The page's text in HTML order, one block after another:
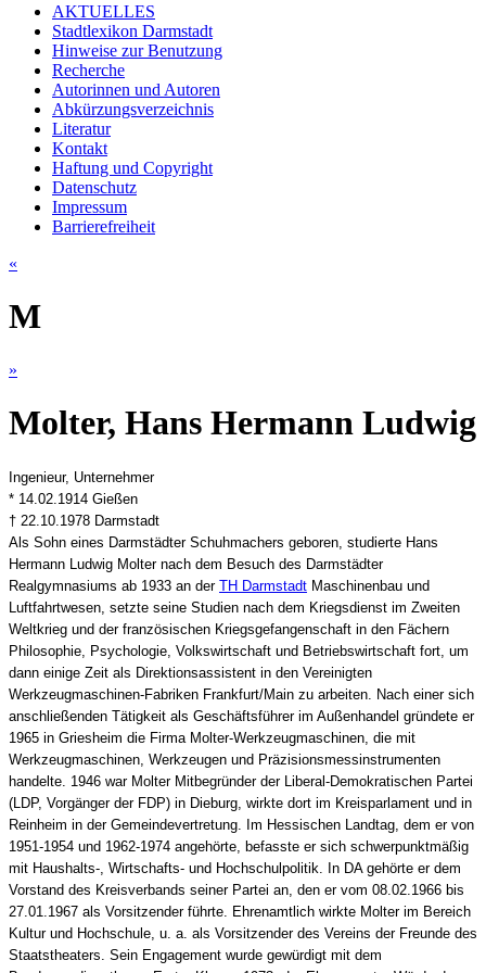
AKTUELLES
Stadtlexikon Darmstadt
Hinweise zur Benutzung
Recherche
Autorinnen und Autoren
Abkürzungsverzeichnis
Literatur
Kontakt
Haftung und Copyright
Datenschutz
Impressum
Barrierefreiheit
«
M
»
Molter, Hans Hermann Ludwig
Ingenieur, Unternehmer
* 14.02.1914 Gießen
† 22.10.1978 Darmstadt
Als Sohn eines Darmstädter Schuhmachers geboren, studierte Hans
Hermann Ludwig Molter nach dem Besuch des Darmstädter
Realgymnasiums ab 1933 an der TH Darmstadt Maschinenbau und
Luftfahrtwesen, setzte seine Studien nach dem Kriegsdienst im Zweiten
Weltkrieg und der französischen Kriegsgefangenschaft in den Fächern
Philosophie, Psychologie, Volkswirtschaft und Betriebswirtschaft fort, um
dann einige Zeit als Direktionsassistent in den Vereinigten
Werkzeugmaschinen-Fabriken Frankfurt/Main zu arbeiten. Nach einer sich
anschließenden Tätigkeit als Geschäftsführer im Außenhandel gründete er
1965 in Griesheim die Firma Molter-Werkzeugmaschinen, die mit
Werkzeugmaschinen, Werkzeugen und Präzisionsmessinstrumenten
handelte. 1946 war Molter Mitbegründer der Liberal-Demokratischen Partei
(LDP, Vorgänger der FDP) in Dieburg, wirkte dort im Kreisparlament und in
Reinheim in der Gemeindevertretung. Im Hessischen Landtag, dem er von
1951-1954 und 1962-1974 angehörte, befasste er sich schwerpunktmäßig
mit Haushalts-, Wirtschafts- und Hochschulpolitik. In DA gehörte er dem
Vorstand des Kreisverbands seiner Partei an, den er vom 08.02.1966 bis
27.01.1967 als Vorsitzender führte. Ehrenamtlich wirkte Molter im Bereich
Kultur und Hochschule, u. a. als Vorsitzender des Vereins der Freunde des
Staatstheaters. Sein Engagement wurde gewürdigt mit dem